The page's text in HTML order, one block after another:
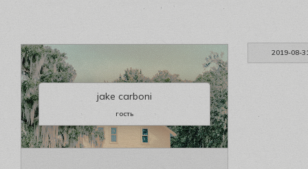
2019-08-
jake carboni
гость